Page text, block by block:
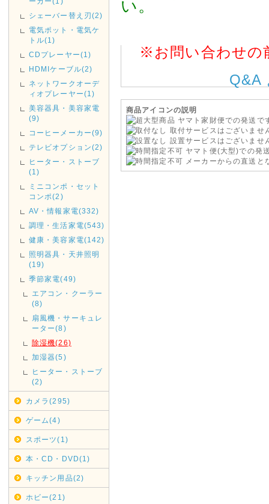
シェーバー替え刃(2)
電気ポット・電気ケ
トル(1)
CDプレーヤー(1)
HDMIケーブル(2)
ネットワークオーデ
ィオプレーヤー(1)
美容器具・美容家電
(9)
コーヒーメーカー(9)
テレビオプション(2)
ヒーター・ストーブ
(1)
ミニコンポ・セット
コンポ(2)
AV・情報家電(332)
調理・生活家電(543)
健康・美容家電(142)
照明器具・天井照明
(19)
季節家電(49)
エアコン・クーラー
(8)
扇風機・サーキュレ
ーター(8)
除湿機(26)
加湿器(5)
ヒーター・ストーブ
(2)
カメラ(295)
ゲーム(4)
スポーツ(1)
本・CD・DVD(1)
キッチン用品(2)
ホビー(21)
お急ぎの方は、早めのご入金
店休日
発送も行っておりませんので
2018年09月29日
台風の影響により集荷、配
す。
ご利用のお客様にはご迷惑
文を頂きます様お願い申し
い。
※お問い合わせの
Q&A
商品アイコンの説明
ヤマト家財便での発送で
取付サービスはございませ
設置サービスはございませ
ヤマト便(大型)での発
メーカーからの直送と